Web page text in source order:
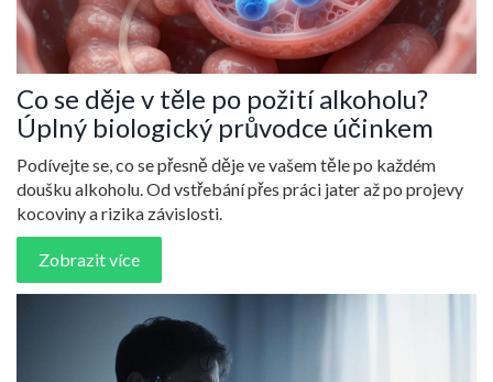
Co se děje v těle po požití alkoholu?
Úplný biologický průvodce účinkem
Podívejte se, co se přesně děje ve vašem těle po každém
doušku alkoholu. Od vstřebání přes práci jater až po projevy
kocoviny a rizika závislosti.
Zobrazit více